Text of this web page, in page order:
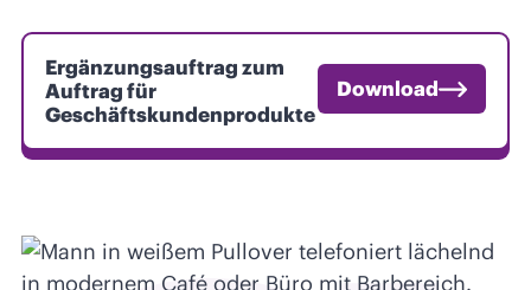
Ergänzungsauftrag zum
Auftrag für
Geschäftskundenprodukte
Download